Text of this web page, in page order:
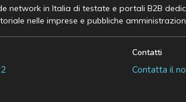
network in Italia di testate e portali B2B
nelle imprese e pubbliche
Contatti
Contatta il